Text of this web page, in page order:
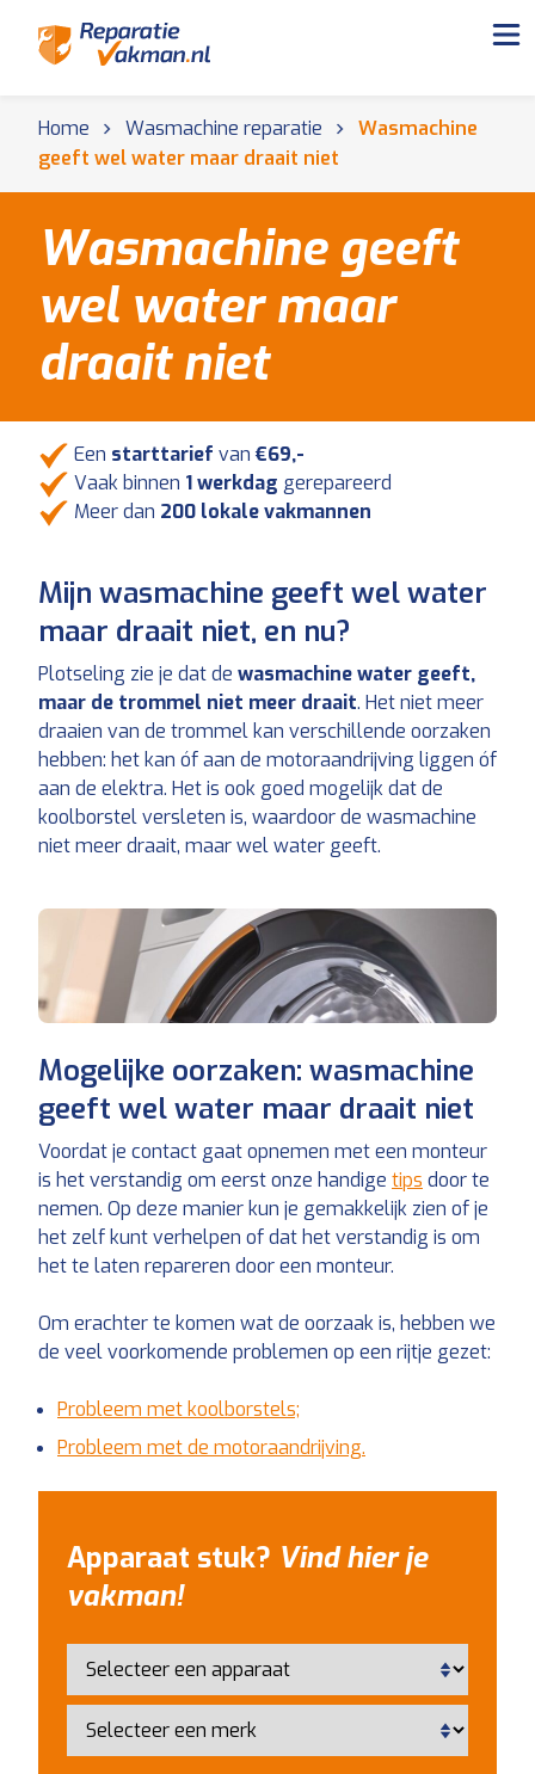
Home Wasmachine reparatie
Wasmachine
geeft wel water maar draait niet
Wasmachine geeft
wel water maar
draait niet
Een starttarief van €69,-
Vaak binnen 1 werkdag gerepareerd
Meer dan 200 lokale vakmannen
Mijn wasmachine geeft wel water
maar draait niet, en nu?
Plotseling zie je dat de wasmachine water geeft,
maar de trommel niet meer draait. Het niet meer
draaien van de trommel kan verschillende oorzaken
hebben: het kan óf aan de motoraandrijving liggen óf
aan de elektra. Het is ook goed mogelijk dat de
koolborstel versleten is, waardoor de wasmachine
niet meer draait, maar wel water geeft.
Mogelijke oorzaken: wasmachine
geeft wel water maar draait niet
Voordat je contact gaat opnemen met een monteur
is het verstandig om eerst onze handige tips door te
nemen. Op deze manier kun je gemakkelijk zien of je
het zelf kunt verhelpen of dat het verstandig is om
het te laten repareren door een monteur.
Om erachter te komen wat de oorzaak is, hebben we
de veel voorkomende problemen op een rijtje gezet:
Probleem met koolborstels;
Probleem met de motoraandrijving.
Apparaat stuk? Vind hier je
vakman!